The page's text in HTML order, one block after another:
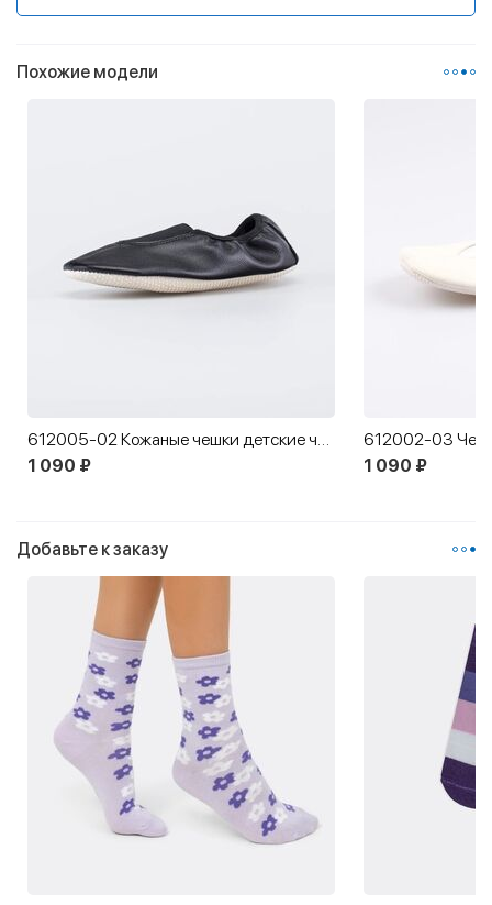
Похожие модели
612005-02 Кожаные чешки детские черные
1 090 ₽
612002-03
1 090 ₽
Добавьте к заказу